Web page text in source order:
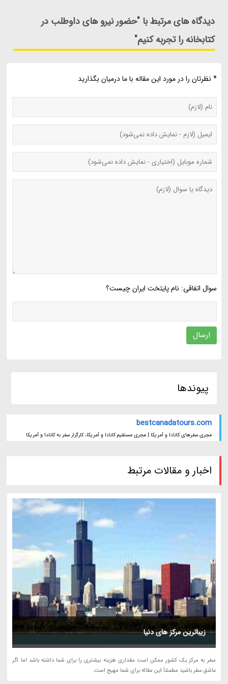
دیدگاه های مرتبط با "حضور نیرو های داوطلب در
کتابخانه را تجربه کنیم"
* نظرتان را در مورد این مقاله با ما درمیان بگذارید
سوال اتفاقی: نام پایتخت ایران چیست؟
ارسال
پیوندها
bestcanadatours.com
مجری سفرهای کانادا و آمریکا | مجری مستقیم کانادا و آمریکا، کارگزار سفر به کانادا و آمریکا
اخبار و مقالات مرتبط
زیباترین مرکز های دنیا
سفر به مرکز یک کشور ممکن است مقداری هزینه بیشتری را برای شما داشته باشد اما اگر
عاشق سفر باشید مطمئناً این مقاله برای شما مهیج است.